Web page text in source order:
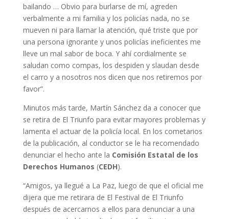
bailando … Obvio para burlarse de mí, agreden
verbalmente a mi familia y los policías nada, no se
mueven ni para llamar la atención, qué triste que por
una persona ignorante y unos policías ineficientes me
lleve un mal sabor de boca. Y ahí cordialmente se
saludan como compas, los despiden y slaudan desde
el carro y a nosotros nos dicen que nos retiremos por
favor”.
Minutos más tarde, Martín Sánchez da a conocer que
se retira de El Triunfo para evitar mayores problemas y
lamenta el actuar de la policía local. En los cometarios
de la publicación, al conductor se le ha recomendado
denunciar el hecho ante la Comisión Estatal de los
Derechos Humanos (CEDH).
“Amigos, ya llegué a La Paz, luego de que el oficial me
dijera que me retirara de El Festival de El Triunfo
después de acercarnos a ellos para denunciar a una